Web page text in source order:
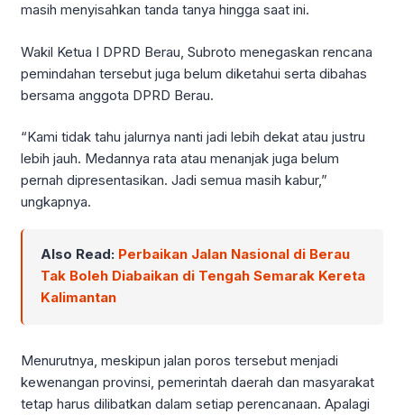
masih menyisahkan tanda tanya hingga saat ini.
Wakil Ketua I DPRD Berau, Subroto menegaskan rencana
pemindahan tersebut juga belum diketahui serta dibahas
bersama anggota DPRD Berau.
“Kami tidak tahu jalurnya nanti jadi lebih dekat atau justru
lebih jauh. Medannya rata atau menanjak juga belum
pernah dipresentasikan. Jadi semua masih kabur,”
ungkapnya.
Also Read: Perbaikan Jalan Nasional di Berau
Tak Boleh Diabaikan di Tengah Semarak Kereta
Kalimantan
Menurutnya, meskipun jalan poros tersebut menjadi
kewenangan provinsi, pemerintah daerah dan masyarakat
tetap harus dilibatkan dalam setiap perencanaan. Apalagi